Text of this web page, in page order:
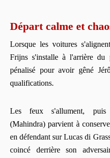
Départ calme et
Lorsque les voitures
Frijns s'installe à l'arrière
pénalisé pour avoir gêné
qualifications.
Les feux s'allument, puis
(Mahindra) parvient à
en défendant sur Lucas di
coincé derrière son